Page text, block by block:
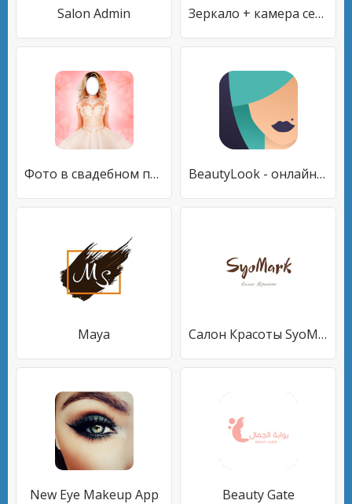
Salon Admin Зеркало + камера селфи [ Mirror Camera ]
Фото в свадебном платье BeautyLook - онлайн-запись клиентов к мастерам
Maya Салон Красоты SyoMark
New Eye Makeup App Beauty Gate